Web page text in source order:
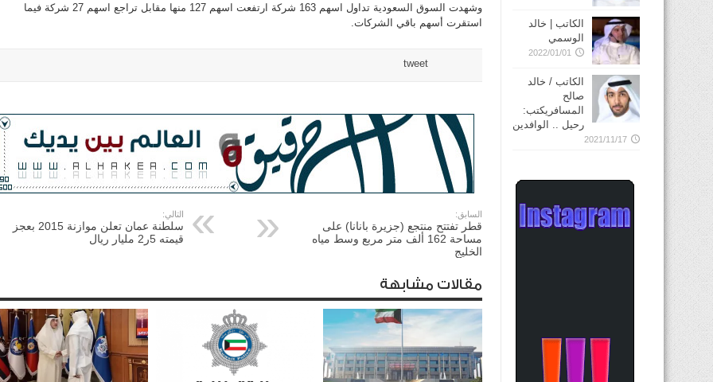
وشهدت السوق السعودية تداول اسهم 163 شركة ارتفعت اسهم 127 منها مقابل تراجع اسهم 27 شركة فيما
استقرت أسهم باقي الشركات.
tweet
السابق:
قطر تفتتح منتجع (جزيرة بانانا) على
مساحة 162 ألف متر مربع وسط مياه
الخليج
التالي:
سلطنة عمان تعلن موازنة 2015 بعجز
قيمته 5ر2 مليار ريال
مقالات مشابهة
الكاتب | خالد
الوسمي
2022/01/01
الكاتب / خالد
صالح
المسافريكتب:
رحيل .. الوافدين
2021/11/17